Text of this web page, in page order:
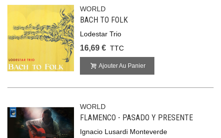
WORLD
BACH TO FOLK
Lodestar Trio
16,69 € TTC
Ajouter Au Panier
WORLD
FLAMENCO - PASADO Y PRESENTE
Ignacio Lusardi Monteverde